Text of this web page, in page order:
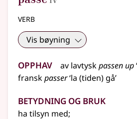
verb
Vis bøyning
Opphav av lavtyskpassen up
franskpasser‘la (tiden) gå’
Betydning og bruk
ha tilsyn med;